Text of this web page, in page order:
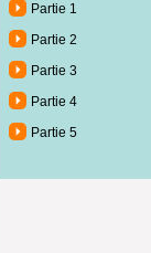
Partie 1
Partie 2
Partie 3
Partie 4
Partie 5